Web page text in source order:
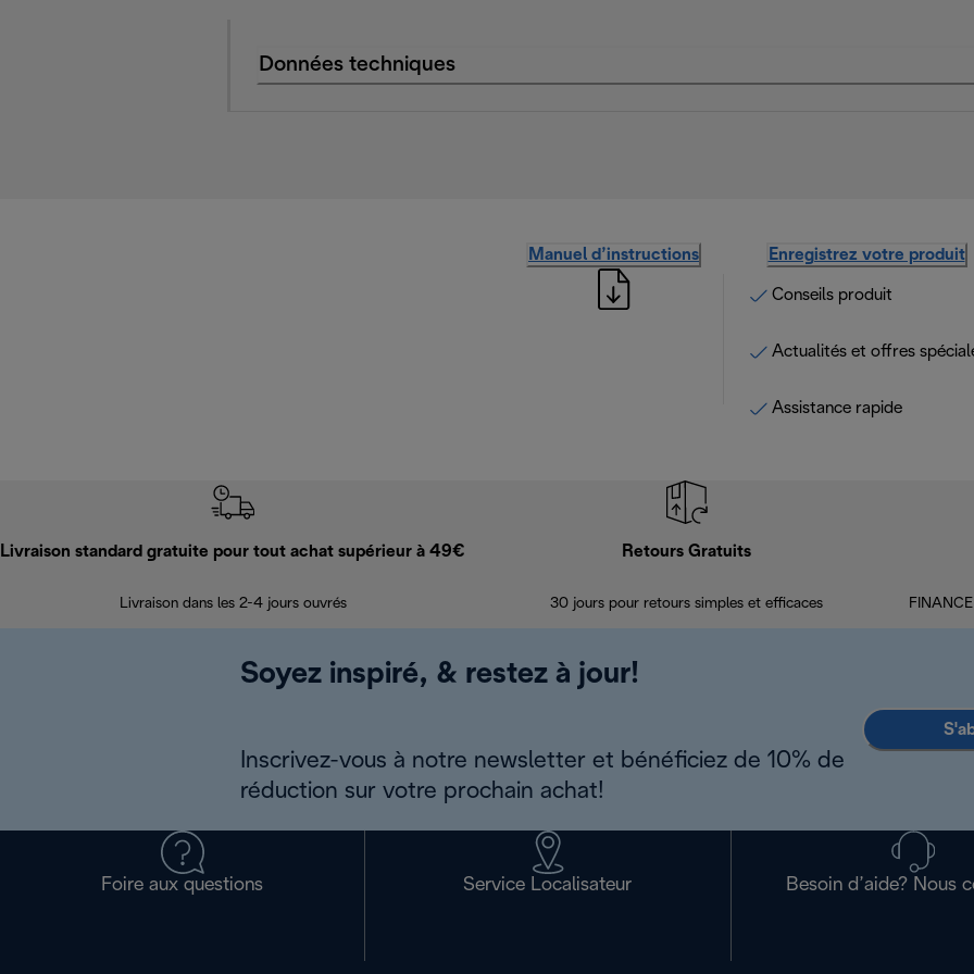
Données techniques
Manuel d’instructions Enregistrez votre produit
Conseils produit
Actualités et offres
Assistance rapide
Livraison standard gratuite pour tout achat supérieur à 49€
Livraison dans les 2-4 jours ouvrés
Retours Gratuits
30 jours pour retours simples et efficaces
Soyez inspiré, & restez à jour!
Inscrivez-vous à notre newsletter et bénéficiez de 10% de
réduction sur votre prochain achat!
Foire aux questions Service Localisateur Besoin d’aide? Nous